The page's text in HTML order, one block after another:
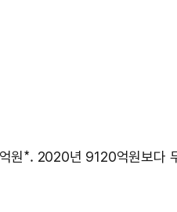
원*. 2020년 9120억원보다